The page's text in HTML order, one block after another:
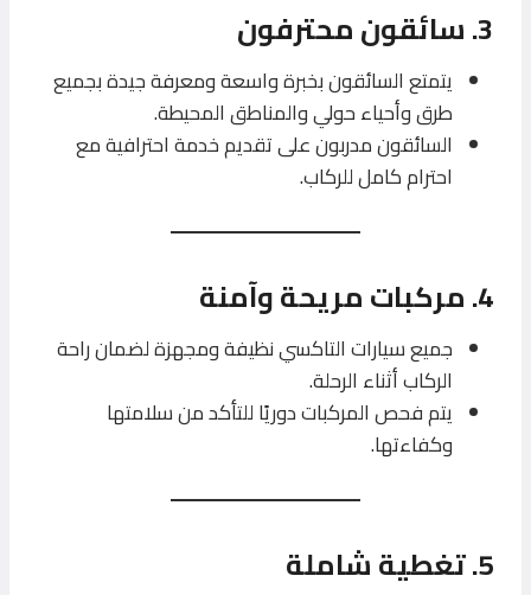
3. سائقون محترفون
يتمتع السائقون بخبرة واسعة ومعرفة جيدة بجميع
طرق وأحياء حولي والمناطق المحيطة.
السائقون مدربون على تقديم خدمة احترافية مع
احترام كامل للركاب.
4. مركبات مريحة وآمنة
جميع سيارات التاكسي نظيفة ومجهزة لضمان راحة
الركاب أثناء الرحلة.
يتم فحص المركبات دوريًا للتأكد من سلامتها
وكفاءتها.
5. تغطية شاملة